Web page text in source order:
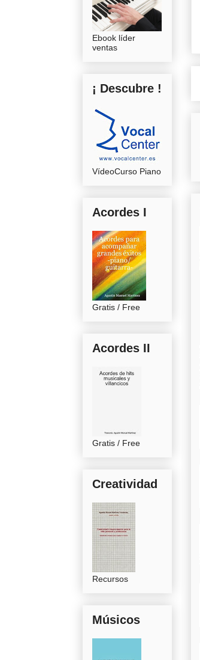
Ebook líder
ventas
¡ Descubre !
VídeoCurso Piano
Acordes I
Gratis / Free
Acordes II
Gratis / Free
Creatividad
Recursos
Músicos